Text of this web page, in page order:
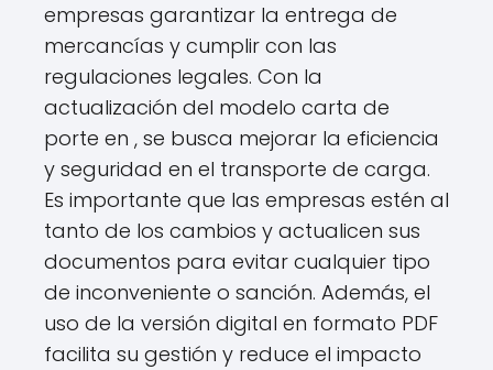
empresas garantizar la entrega de
mercancías y cumplir con las
regulaciones legales. Con la
actualización del modelo carta de
porte en , se busca mejorar la eficiencia
y seguridad en el transporte de carga.
Es importante que las empresas estén al
tanto de los cambios y actualicen sus
documentos para evitar cualquier tipo
de inconveniente o sanción. Además, el
uso de la versión digital en formato PDF
facilita su gestión y reduce el impacto